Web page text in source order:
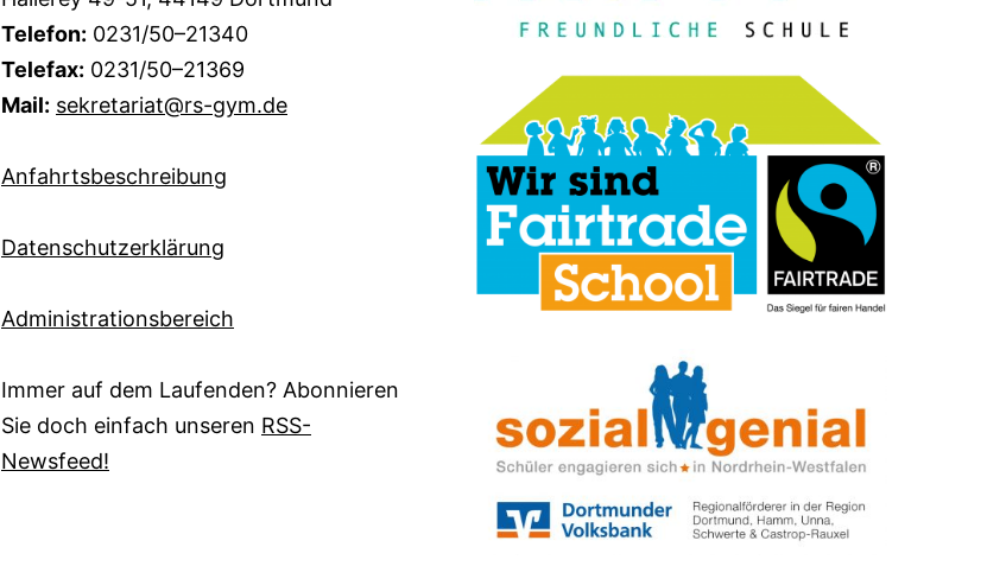
Telefon: 0231/50–21340
Telefax: 0231/50–21369
Mail: sekretariat@rs-gym.de
Anfahrtsbeschreibung
Datenschutzerklärung
Administrationsbereich
Immer auf dem Laufenden? Abonnieren
Sie doch einfach unseren RSS-
Newsfeed!